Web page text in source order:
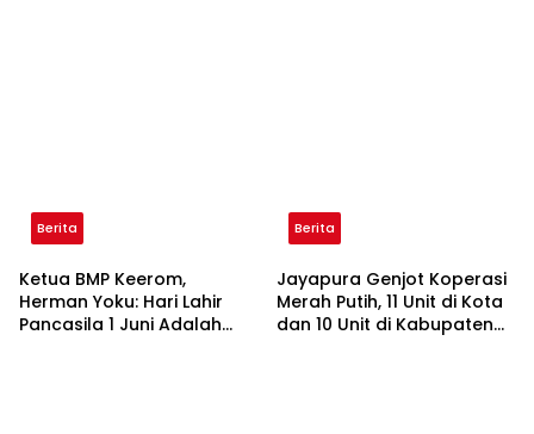
Berita
Ketua BMP Keerom,
Herman Yoku: Hari Lahir
Pancasila 1 Juni Adalah
Berita
Jayapura Genjot Koperasi
Merah Putih, 11 Unit di Kota
dan 10 Unit di Kabupaten